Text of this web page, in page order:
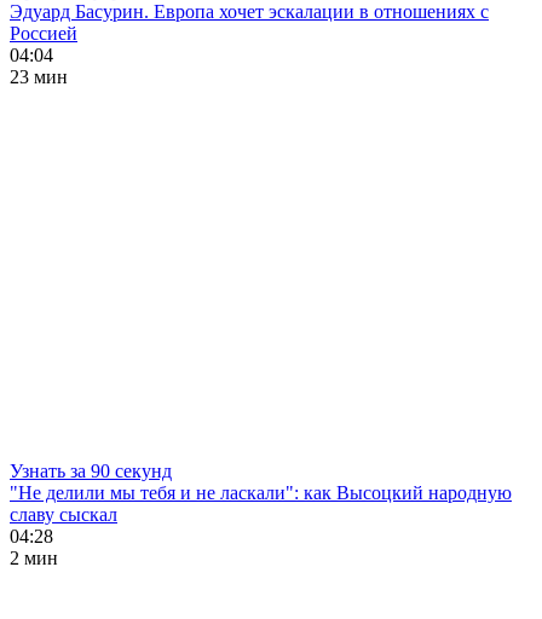
Эдуард Басурин. Европа хочет эскалации в отношениях с
Россией
04:04
23 мин
Узнать за 90 секунд
"Не делили мы тебя и не ласкали": как Высоцкий народную
славу сыскал
04:28
2 мин